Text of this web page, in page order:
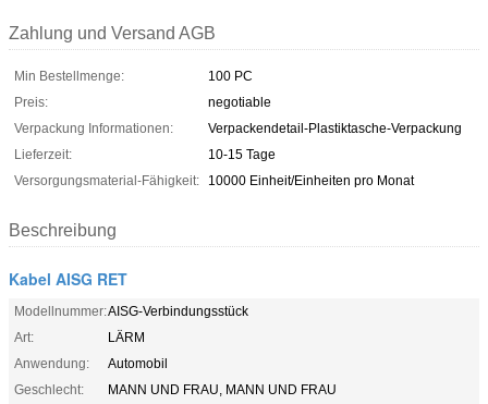
Zahlung und Versand AGB
Min Bestellmenge:
100 PC
Preis:
negotiable
Verpackung Informationen:
Verpackendetail-Plastiktasche-Verpackung
Lieferzeit:
10-15 Tage
Versorgungsmaterial-Fähigkeit:
10000 Einheit/Einheiten pro Monat
Beschreibung
Kabel AISG RET
Modellnummer:AISG-Verbindungsstück
Art:
LÄRM
Anwendung:
Automobil
Geschlecht:
MANN UND FRAU, MANN UND FRAU